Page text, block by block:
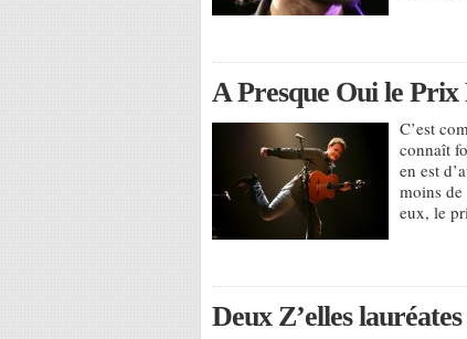
A Presque Oui le
C’est
connaît
en est
moins de
eux, le
Deux Z’elles